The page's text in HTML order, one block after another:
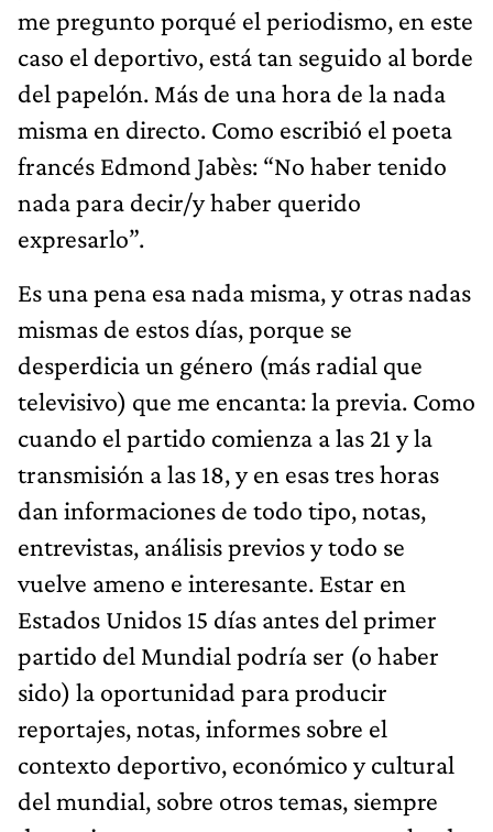
me pregunto porqué el periodismo, en este
caso el deportivo, está tan seguido al borde
del papelón. Más de una hora de la nada
misma en directo. Como escribió el poeta
francés Edmond Jabès: “No haber tenido
nada para decir/y haber querido
expresarlo”.
Es una pena esa nada misma, y otras nadas
mismas de estos días, porque se
desperdicia un género (más radial que
televisivo) que me encanta: la previa. Como
cuando el partido comienza a las 21 y la
transmisión a las 18, y en esas tres horas
dan informaciones de todo tipo, notas,
entrevistas, análisis previos y todo se
vuelve ameno e interesante. Estar en
Estados Unidos 15 días antes del primer
partido del Mundial podría ser (o haber
sido) la oportunidad para producir
reportajes, notas, informes sobre el
contexto deportivo, económico y cultural
del mundial, sobre otros temas, siempre